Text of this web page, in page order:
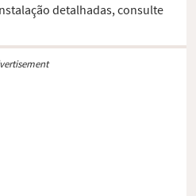
detalhadas, consulte